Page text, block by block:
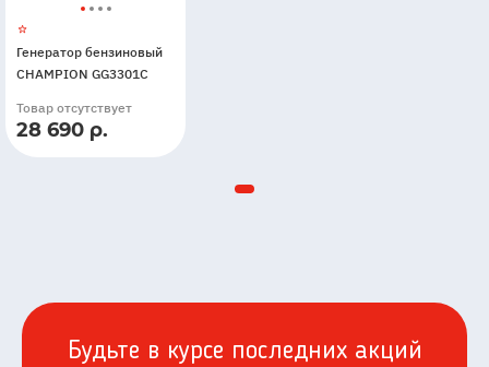
Генератор бензиновый
CHAMPION GG3301C
Товар отсутствует
28 690 р.
Будьте в курсе последних акций